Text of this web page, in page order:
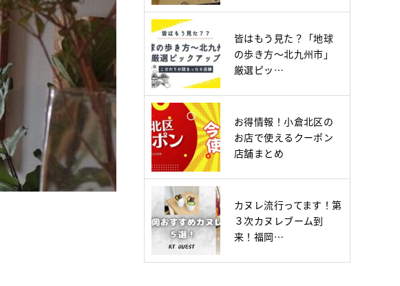
皆はもう見た？「地球
の歩き方～北九州市」
厳選ピッ…
お得情報！小倉北区の
お店で使えるクーポン
店舗まとめ
カヌレ流行ってます！第
３次カヌレブーム到
来！福岡…